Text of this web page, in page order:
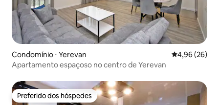
Condomínio ⋅ Yerevan 4,96 de uma
4,96 (26)
Apartamento espaçoso no centro de Yerevan
Preferido dos hóspedes
Preferido dos hóspedes